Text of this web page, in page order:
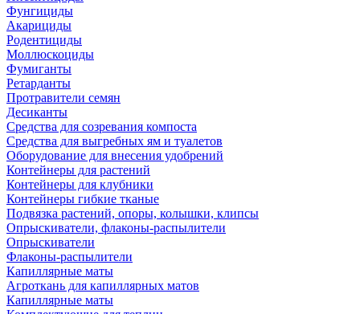
Фунгициды
Акарициды
Родентициды
Моллюскоциды
Фумиганты
Ретарданты
Протравители семян
Десиканты
Средства для созревания компоста
Средства для выгребных ям и туалетов
Оборудование для внесения удобрений
Контейнеры для растений
Контейнеры для клубники
Контейнеры гибкие тканые
Подвязка растений, опоры, колышки, клипсы
Опрыскиватели, флаконы-распылители
Опрыскиватели
Флаконы-распылители
Капиллярные маты
Агроткань для капиллярных матов
Капиллярные маты